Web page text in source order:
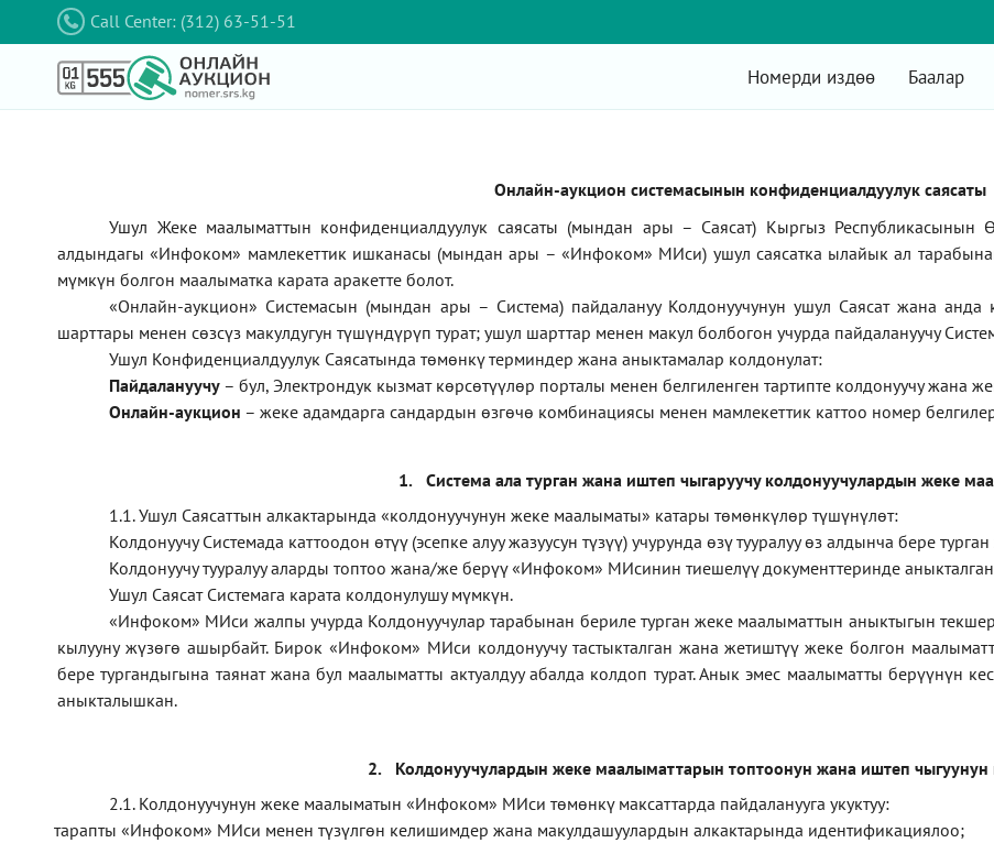
Call Center: (312) 63-51-51
Номерди издөө Баалар
Онлайн-аукцион системасынын конфиденциалдуулук саясаты
Ушул Жеке маалыматтын конфиденциалдуулук саясаты (мындан ары – Саясат) Кыргыз Республикасынын
алдындагы«Инфоком» мамлекеттик ишканасы (мындан ары – «Инфоком» МИси) ушул саясатка ылайык ал
мүмкүн болгон маалыматка карата аракетте болот.
«Онлайн-аукцион» Системасын (мындан ары – Система) пайдалануу Колдонуучунун ушул Саясат жана
шарттары менен сөзсүз макулдугун түшүндүрүп турат; ушул шарттар менен макул болбогон учурда пайдалануучу
Ушул Конфиденциалдуулук Саясатында төмөнкү терминдер жана аныктамалар колдонулат:
Пайдалануучу – бул, Электрондук кызмат көрсөтүүлөр порталы менен белгиленген тартипте колдонуучу жана
Онлайн-аукцион –жеке адамдарга сандардын өзгөчө комбинациясы менен мамлекеттик каттоо номер
1.
Система ала турган жана иштеп чыгаруучу колдонуучулардын жеке
1.1. Ушул Саясаттын алкактарында«колдонуучунунжеке маалыматы» катары төмөнкүлөр түшүнүлөт:
Колдонуучу Системада каттоодон өтүү (эсепке алуу жазуусун түзүү) учурунда өзү тууралуу өз алдынча бере
Колдонуучу тууралуу аларды топтоо жана/же берүү «Инфоком» МИсинин тиешелүү документтеринде
Ушул Саясат Системага карата колдонулушу мүмкүн.
«Инфоком» МИси жалпы учурда Колдонуучулар тарабынан бериле турган жеке маалыматтын аныктыгын
кылууну жүзөгө ашырбайт. Бирок «Инфоком» МИси колдонуучу тастыкталган жана жетиштүү жеке болгон
бере тургандыгына таянат жана бул маалыматты актуалдуу абалда колдоп турат. Анык эмес маалыматты берүүнүн
аныкталышкан.
2.
Колдонуучулардын жеке маалыматтарын топтоонун жана иштеп чыгуунун
2.1. Колдонуучунун жеке маалыматын «Инфоком» МИси төмөнкү максаттарда пайдаланууга укуктуу:
тарапты «Инфоком» МИси менен түзүлгөн келишимдер жана макулдашуулардын алкактарында идентификациялоо;